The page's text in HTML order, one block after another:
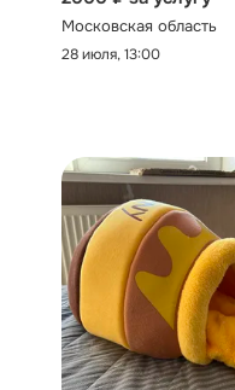
Московская область
28 июля, 13:00